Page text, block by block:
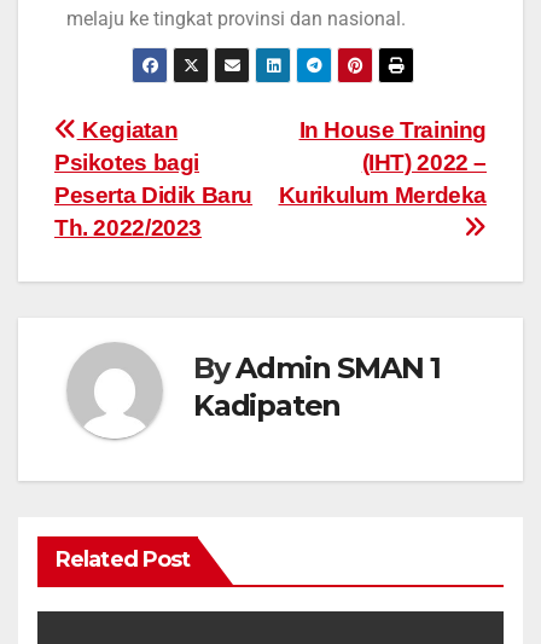
melaju ke tingkat provinsi dan nasional.
In House Training
(IHT) 2022 –
Kurikulum Merdeka
Kegiatan
Psikotes bagi
Peserta Didik Baru
Th. 2022/2023
ByAdmin SMAN 1
Kadipaten
Related Post